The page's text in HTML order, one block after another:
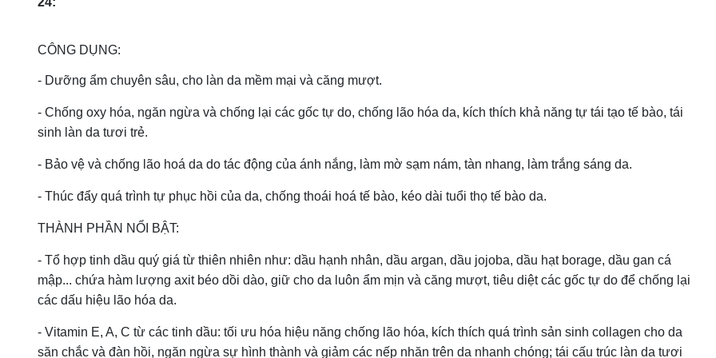
CÔNG DỤNG:
- Dưỡng ẩm chuyên sâu, cho làn da mềm mại và căng mượt.
- Chống oxy hóa, ngăn ngừa và chống lại các gốc tự do, chống lão hóa da, kích thích khả năng tự tái tạo tế bào, tái
sinh làn da tươi trẻ.
- Bảo vệ và chống lão hoá da do tác động của ánh nắng, làm mờ sạm nám, tàn nhang, làm trắng sáng da.
- Thúc đẩy quá trình tự phục hồi của da, chống thoái hoá tế bào, kéo dài tuổi thọ tế bào da.
THÀNH PHẦN NỔI BẬT:
- Tổ hợp tinh dầu quý giá từ thiên nhiên như: dầu hạnh nhân, dầu argan, dầu jojoba, dầu hạt borage, dầu gan cá
mập... chứa hàm lượng axit béo dồi dào, giữ cho da luôn ẩm mịn và căng mượt, tiêu diệt các gốc tự do để chống lại
các dấu hiệu lão hóa da.
- Vitamin E, A, C từ các tinh dầu: tối ưu hóa hiệu năng chống lão hóa, kích thích quá trình sản sinh collagen cho da
săn chắc và đàn hồi, ngăn ngừa sự hình thành và giảm các nếp nhăn trên da nhanh chóng; tái cấu trúc làn da tươi